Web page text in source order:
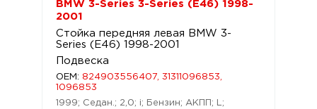
BMW 3-Series 3-Series (E46) 1998-
2001
Стойка передняя левая BMW 3-
Series (E46) 1998-2001
Подвеска
OEM: 824903556407, 31311096853,
1096853
1999; Седан.; 2,0; i; Бензин; АКПП; L;